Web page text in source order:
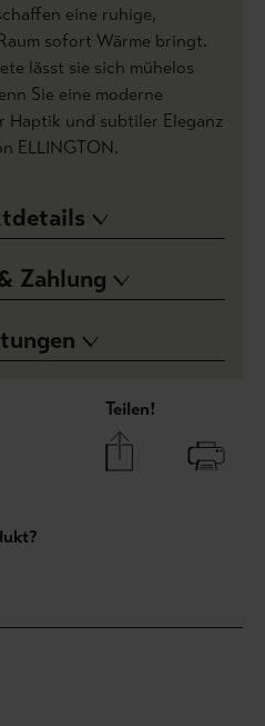
eine ruhige,
sofort Wärme bringt.
lässt sie sich mühelos
Sie eine moderne
Haptik und subtiler Eleganz
ELLINGTON.
Zahlung
Teilen!